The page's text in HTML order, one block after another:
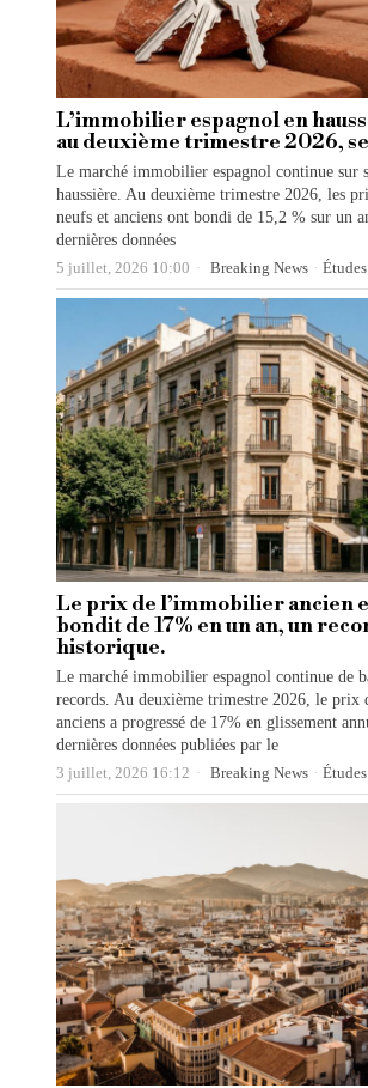
L’immobilier espagnol en
au deuxième trimestre 2026,
Le marché immobilier espagnol continue sur
haussière. Au deuxième trimestre 2026, les
neufs et anciens ont bondi de 15,2 % sur un
dernières données
5 juillet, 2026 10:00 Breaking News · Études
Le prix de l’immobilier ancien
bondit de 17% en un an, un
historique.
Le marché immobilier espagnol continue de
records. Au deuxième trimestre 2026, le prix
anciens a progressé de 17% en glissement
dernières données publiées par le
3 juillet, 2026 16:12 Breaking News · Études